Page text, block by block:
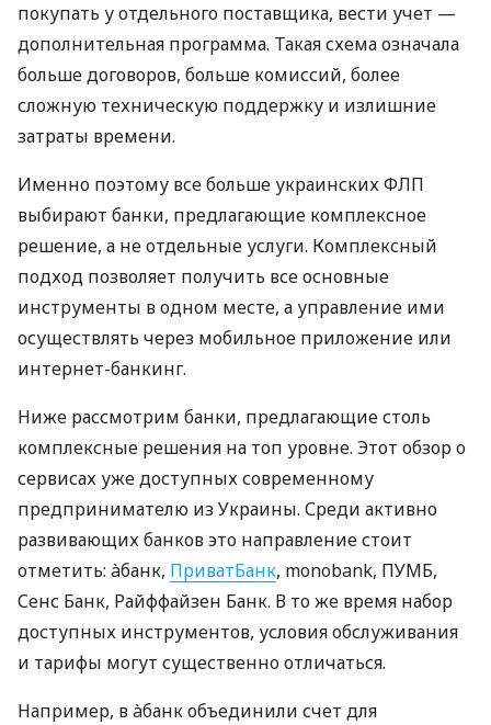
покупать у отдельного поставщика, вести учет —
дополнительная программа. Такая схема означала
больше договоров, больше комиссий, более
сложную техническую поддержку и излишние
затраты времени.
Именно поэтому все больше украинских ФЛП
выбирают банки, предлагающие комплексное
решение, а не отдельные услуги. Комплексный
подход позволяет получить все основные
инструменты в одном месте, а управление ими
осуществлять через мобильное приложение или
интернет-банкинг.
Ниже рассмотрим банки, предлагающие столь
комплексные решения на топ уровне. Этот обзор о
сервисах уже доступных современному
предпринимателю из Украины. Среди активно
развивающих банков это направление стоит
отметить: àбанк, ПриватБанк, monobank, ПУМБ,
Сенс Банк, Райффайзен Банк. В то же время набор
доступных инструментов, условия обслуживания
и тарифы могут существенно отличаться.
Например, в àбанк объединили счет для